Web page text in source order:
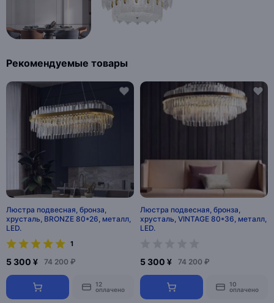
Рекомендуемые товары
Люстра подвесная, бронза,
хрусталь, BRONZE 80*26, металл,
LED.
1
5 300 ¥ 74 200 ₽
12
оплачено
Люстра подвесная, бронза,
хрусталь, VINTAGE 80*36, металл,
LED.
5 300 ¥ 74 200 ₽
10
оплачено